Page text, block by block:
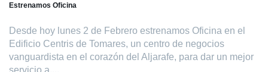
Estrenamos Oficina
Desde hoy lunes 2 de Febrero estrenamos Oficina en el
Edificio Centris de Tomares, un centro de negocios
vanguardista en el corazón del Aljarafe, para dar un mejor
servicio a....